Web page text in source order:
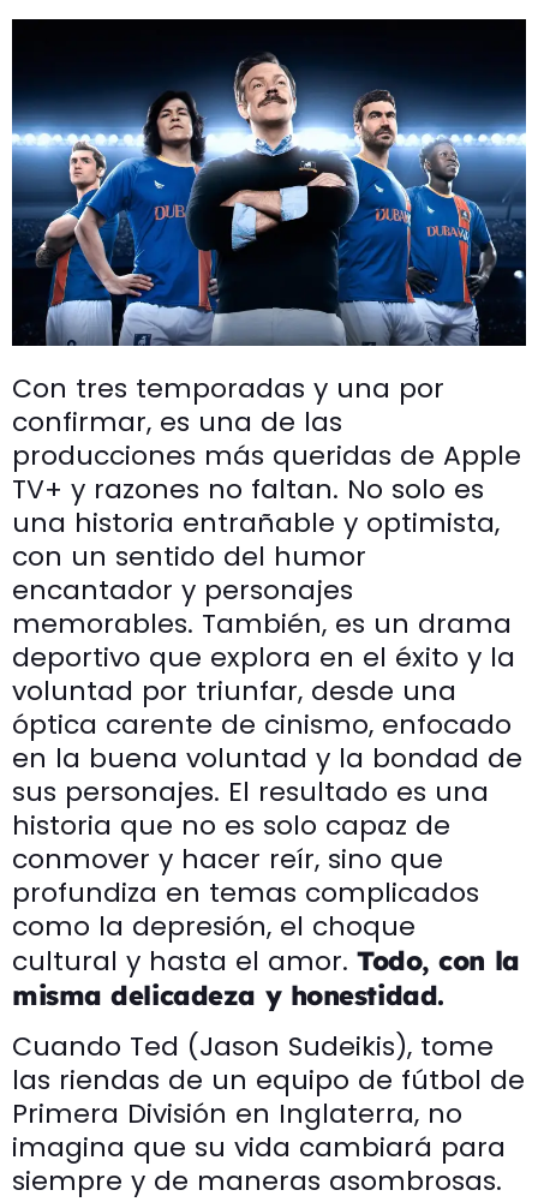
Con tres temporadas y una por
confirmar, es una de las
producciones más queridas de Apple
TV+ y razones no faltan. No solo es
una historia entrañable y optimista,
con un sentido del humor
encantador y personajes
memorables. También, es un drama
deportivo que explora en el éxito y la
voluntad por triunfar, desde una
óptica carente de cinismo, enfocado
en la buena voluntad y la bondad de
sus personajes. El resultado es una
historia que no es solo capaz de
conmover y hacer reír, sino que
profundiza en temas complicados
como la depresión, el choque
cultural y hasta el amor. Todo, con la
misma delicadeza y honestidad.
Cuando Ted (Jason Sudeikis), tome
las riendas de un equipo de fútbol de
Primera División en Inglaterra, no
imagina que su vida cambiará para
siempre y de maneras asombrosas.